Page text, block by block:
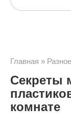
Главная » Разное
Секреты
комнате